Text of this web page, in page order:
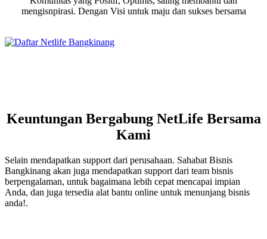
mengisnpirasi. Dengan Visi untuk maju dan sukses bersama
Keuntungan Bergabung NetLife Bersama
Kami
Selain mendapatkan support dari perusahaan. Sahabat Bisnis
Bangkinang akan juga mendapatkan support dari team bisnis
berpengalaman, untuk bagaimana lebih cepat mencapai impian
Anda, dan juga tersedia alat bantu online untuk menunjang bisnis
anda!.